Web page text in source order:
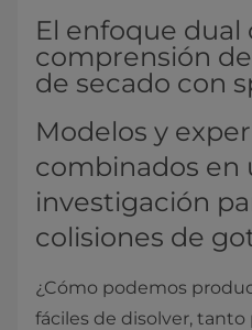
El enfoque dual
comprensión
de secado con
Modelos y
combinados en
investigación
colisiones de
¿Cómo podemos
fáciles de disolver,